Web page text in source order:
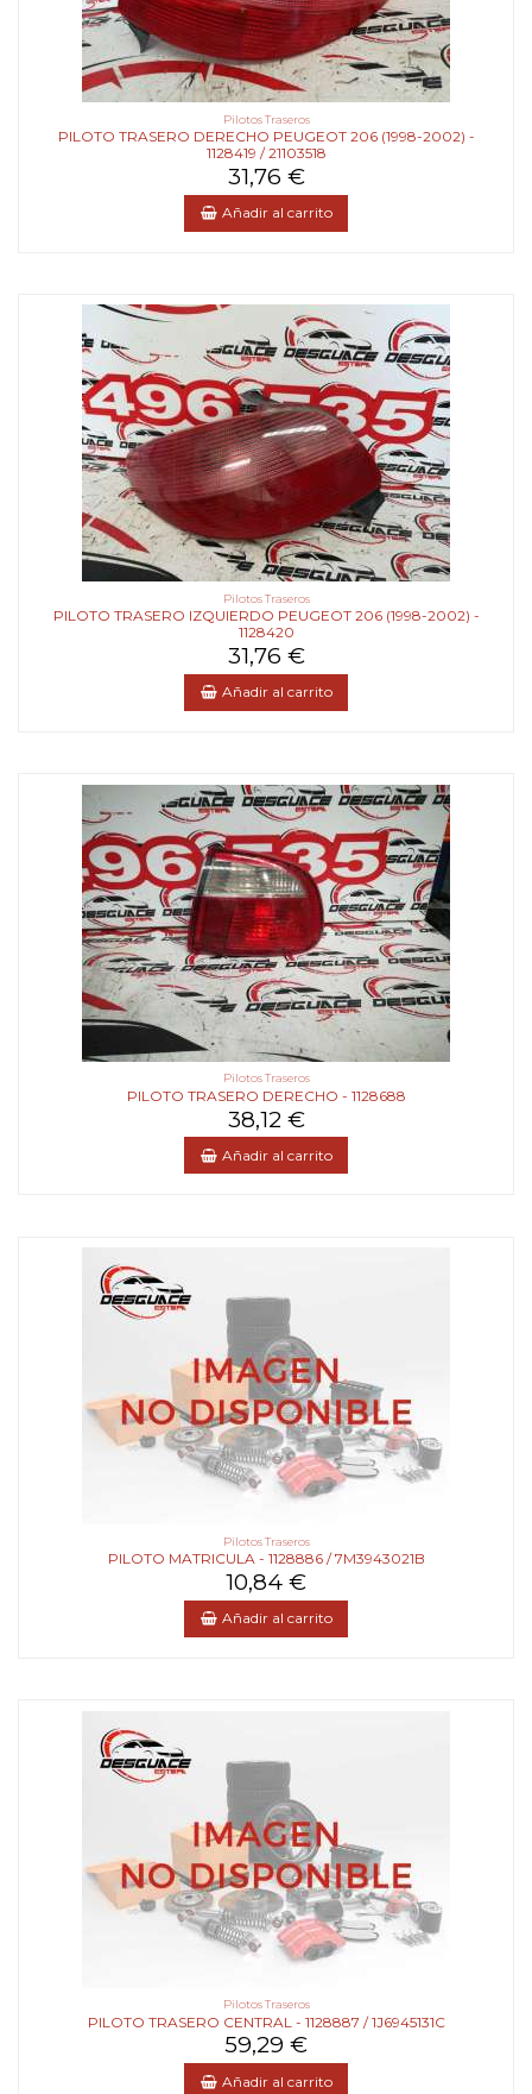
Pilotos Traseros
PILOTO TRASERO DERECHO PEUGEOT 206 (1998-2002) -
1128419 / 21103518
31,76 €
Añadir al carrito
Pilotos Traseros
PILOTO TRASERO IZQUIERDO PEUGEOT 206 (1998-2002) -
1128420
31,76 €
Añadir al carrito
Pilotos Traseros
PILOTO TRASERO DERECHO - 1128688
38,12 €
Añadir al carrito
Pilotos Traseros
PILOTO MATRICULA - 1128886 / 7M3943021B
10,84 €
Añadir al carrito
Pilotos Traseros
PILOTO TRASERO CENTRAL - 1128887 / 1J6945131C
59,29 €
Añadir al carrito